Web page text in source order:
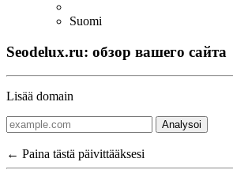
Suomi
Seodelux.ru: обзор вашего сайта
Lisää domain
Analysoi
← Paina tästä päivittääksesi